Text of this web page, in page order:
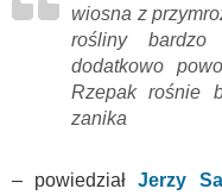
wiosna z
rośliny
dodatkowo
Rzepak rośnie
zanika
– powiedział Jerzy